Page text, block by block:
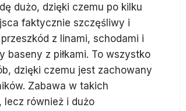
dużo, dzięki czemu po kilku
faktycznie szczęśliwy i
z linami, schodami i
z piłkami. To wszystko
dzięki czemu jest zachowany
Zabawa w takich
również i dużo